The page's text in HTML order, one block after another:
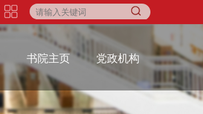
书院主页 党政机构